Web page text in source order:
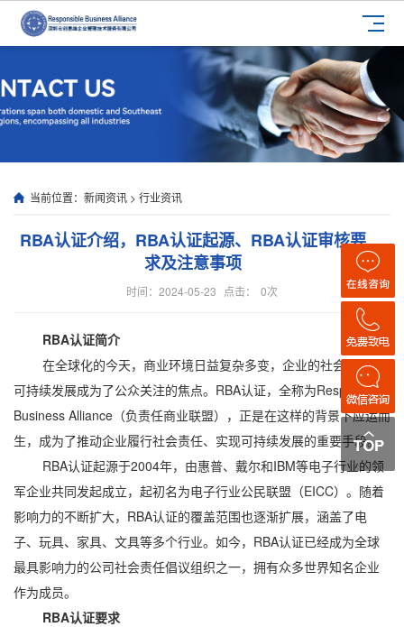
当前位置： 新闻资讯 > 行业资讯
RBA认证介绍，RBA认证起源、RBA认证审核要
求及注意事项
时间：2024-05-23 点击： 0次
RBA认证简介
在全球化的今天，商业环境日益复杂多变，企业的社会责任和
可持续发展成为了公众关注的焦点。RBA认证，全称为Responsible
Business Alliance（负责任商业联盟），正是在这样的背景下应运而
生，成为了推动企业履行社会责任、实现可持续发展的重要手段。
RBA认证起源于2004年，由惠普、戴尔和IBM等电子行业的领
军企业共同发起成立，起初名为电子行业公民联盟（EICC）。随着
影响力的不断扩大，RBA认证的覆盖范围也逐渐扩展，涵盖了电
子、玩具、家具、文具等多个行业。如今，RBA认证已经成为全球
最具影响力的公司社会责任倡议组织之一，拥有众多世界知名企业
作为成员。
RBA认证要求